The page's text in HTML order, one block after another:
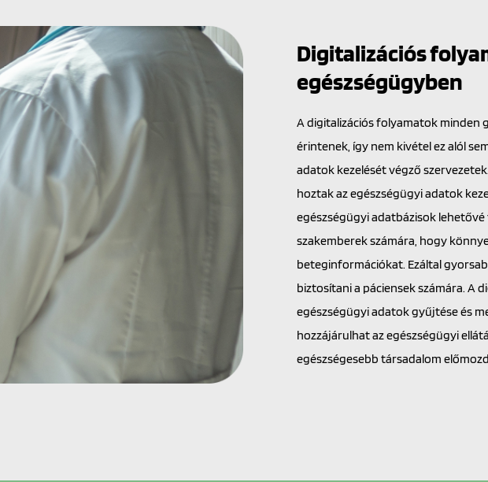
Digitalizációs
egészségügyben
A digitalizációs folyamatok minden
érintenek, így nem kivétel ez alól
adatok kezelését végző
hoztak az egészségügyi adatok
egészségügyi adatbázisok
szakemberek számára, hogy
beteginformációkat. Ezáltal
biztosítani a páciensek számára. A
egészségügyi adatok gyűjtése és
hozzájárulhat az egészségügyi
egészségesebb társadalom